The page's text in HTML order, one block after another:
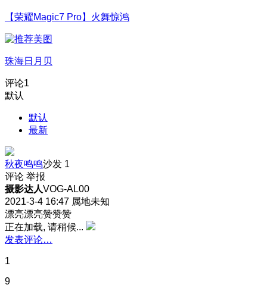
【荣耀Magic7 Pro】火舞惊鸿
珠海日月贝
评论1
默认
默认
最新
秋夜鸣鸣沙发 1
评论 举报
摄影达人VOG-AL00
2021-3-4 16:47 属地未知
漂亮漂亮赞赞赞
正在加载, 请稍候...
发表评论…
1
9